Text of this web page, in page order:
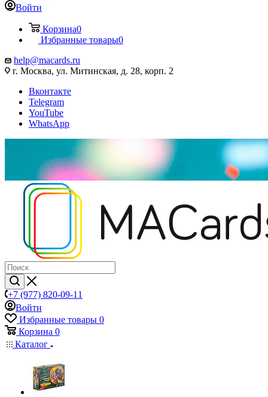
Войти
Корзина0
Избранные товары0
help@macards.ru
г. Москва, ул. Митинская, д. 28, корп. 2
Вконтакте
Telegram
YouTube
WhatsApp
+7 (977) 820-09-11
Войти
Избранные товары 0
Корзина 0
Каталог